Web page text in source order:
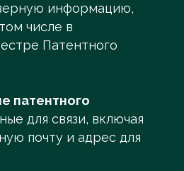
информацию,
числе в
Патентного
патентного
для связи, включая
почту и адрес для